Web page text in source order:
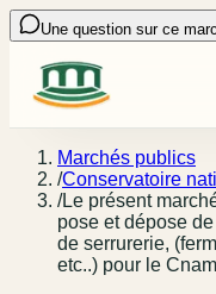
Une question sur ce
Marchés publics
/Conservatoire
/Le présent
pose et dépose
de serrurerie,
etc..) pour le